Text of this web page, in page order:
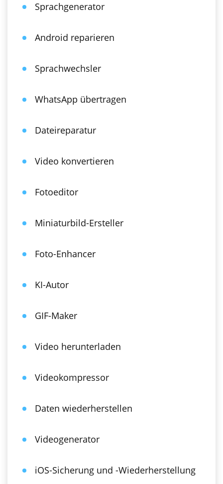
Sprachgenerator
Android reparieren
Sprachwechsler
WhatsApp übertragen
Dateireparatur
Video konvertieren
Fotoeditor
Miniaturbild-Ersteller
Foto-Enhancer
KI-Autor
GIF-Maker
Video herunterladen
Videokompressor
Daten wiederherstellen
Videogenerator
iOS-Sicherung und -Wiederherstellung